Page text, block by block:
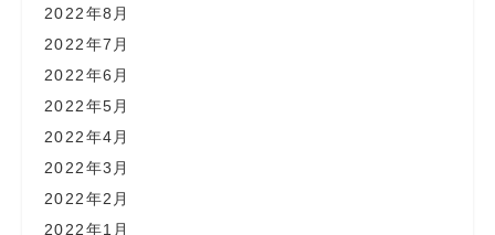
2022年8月
2022年7月
2022年6月
2022年5月
2022年4月
2022年3月
2022年2月
2022年1月